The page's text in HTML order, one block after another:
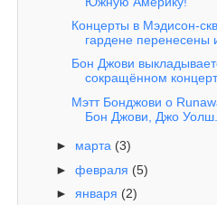
Концерты в Мэдисон-
гардене перенесены
Бон Джови
сокращённом
Мэтт Бонджови о
Бон Джови, Джо
► марта (3)
►февраля (5)
►января (2)